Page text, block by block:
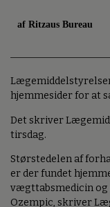
af Ritzaus Bureau
hjemmesider for at
Det skriver
tirsdag.
Størstedelen af
er der fundet
vægttabsmedicin og
Ozempic, skriver